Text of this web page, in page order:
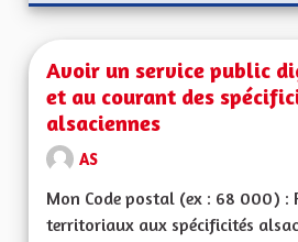
Avoir un service public
et au courant des
alsaciennes
AS
Mon Code postal (ex : 68 000) :
territoriaux aux spécificités